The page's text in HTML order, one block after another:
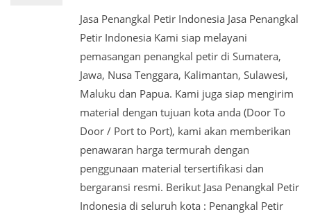
Jasa Penangkal Petir Indonesia Jasa Penangkal
Petir Indonesia Kami siap melayani
pemasangan penangkal petir di Sumatera,
Jawa, Nusa Tenggara, Kalimantan, Sulawesi,
Maluku dan Papua. Kami juga siap mengirim
material dengan tujuan kota anda (Door To
Door / Port to Port), kami akan memberikan
penawaran harga termurah dengan
penggunaan material tersertifikasi dan
bergaransi resmi. Berikut Jasa Penangkal Petir
Indonesia di seluruh kota : Penangkal Petir